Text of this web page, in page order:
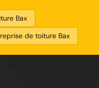
Bax
de toiture Bax